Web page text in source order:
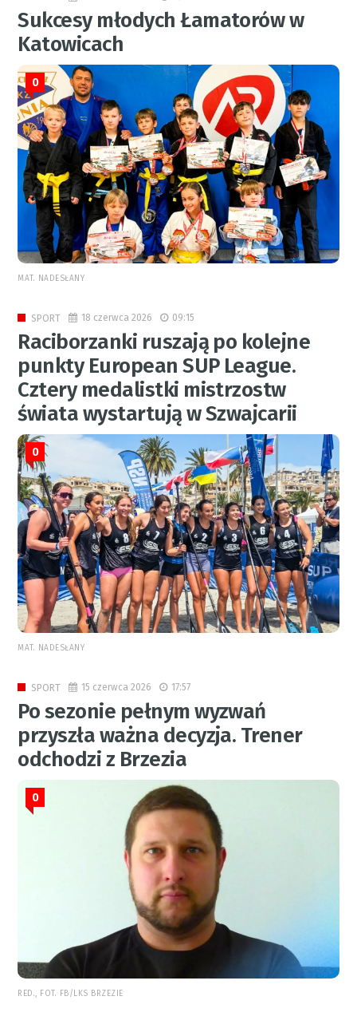
Sukcesy młodych Łamatorów w
Katowicach
0
MAT. NADESŁANY
SPORT 18 czerwca 2026 09:15
Raciborzanki ruszają po kolejne
punkty European SUP League.
Cztery medalistki mistrzostw
świata wystartują w Szwajcarii
0
MAT. NADESŁANY
SPORT 15 czerwca 2026 17:57
Po sezonie pełnym wyzwań
przyszła ważna decyzja. Trener
odchodzi z Brzezia
0
RED., FOT. FB/LKS BRZEZIE